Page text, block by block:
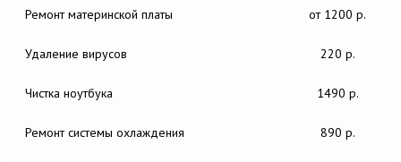
Ремонт материнской платы от 1200 р.
Удаление вирусов 220 р.
Чистка ноутбука 1490 р.
Ремонт системы охлаждения 890 р.